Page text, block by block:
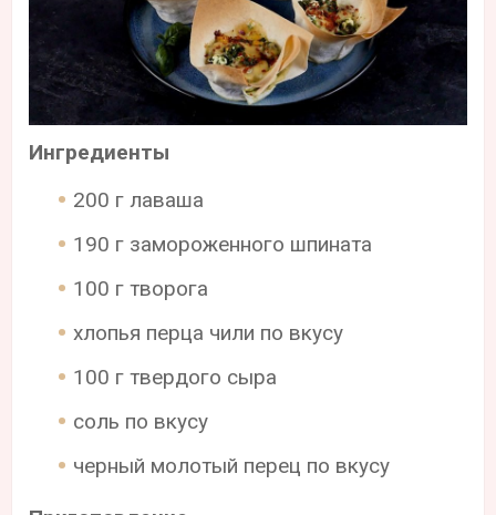
Ингредиенты
200 г лаваша
190 г замороженного шпината
100 г творога
хлопья перца чили по вкусу
100 г твердого сыра
соль по вкусу
черный молотый перец по вкусу